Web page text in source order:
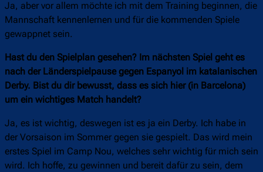
Ja, aber vor allem möchte ich mit dem Training beginnen, die
Mannschaft kennenlernen und für die kommenden Spiele
gewappnet sein.
Hast du den Spielplan gesehen? Im nächsten Spiel geht es
nach der Länderspielpause gegen Espanyol im katalanischen
Derby. Bist du dir bewusst, dass es sich hier (in Barcelona)
um ein wichtiges Match handelt?
Ja, es ist wichtig, deswegen ist es ja ein Derby. Ich habe in
der Vorsaison im Sommer gegen sie gespielt. Das wird mein
erstes Spiel im Camp Nou, welches sehr wichtig für mich sein
wird. Ich hoffe, zu gewinnen und bereit dafür zu sein, dem